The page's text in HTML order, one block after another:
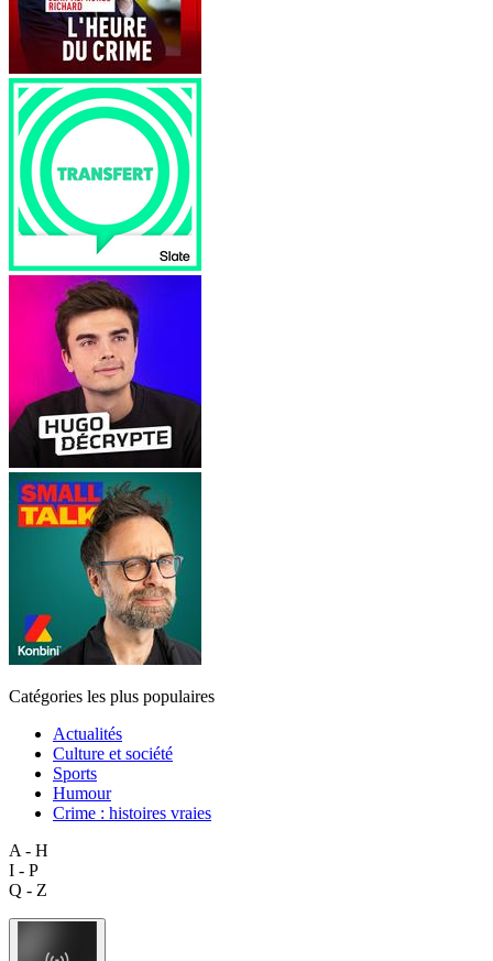
Catégories les plus populaires
Actualités
Culture et société
Sports
Humour
Crime : histoires vraies
A - H
I - P
Q - Z